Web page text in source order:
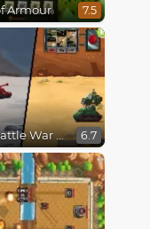
Armour 7.5
Tank Battle War Commander 6.7